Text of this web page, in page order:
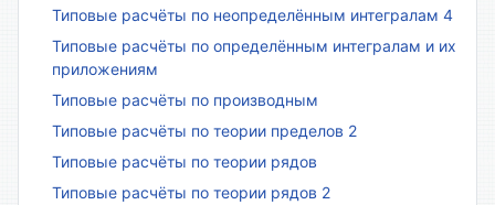
Типовые расчёты по неопределённым интегралам 4
Типовые расчёты по определённым интегралам и их
приложениям
Типовые расчёты по производным
Типовые расчёты по теории пределов 2
Типовые расчёты по теории рядов
Типовые расчёты по теории рядов 2